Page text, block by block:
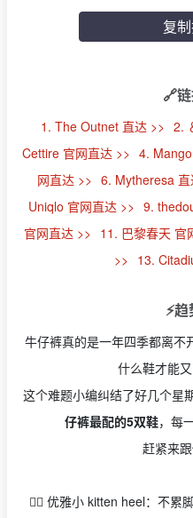
复
🔗
1. The Outnet 直达 >> 2.
Cettire 官网直达 >> 4.
网直达 >> 6. Mytheresa 直
Uniqlo 官网直达 >> 9.
官网直达 >> 11. 巴黎春天 官
>> 13.
⚡️
牛仔裤真的是一年四季都离不
什么鞋才能
这个难题小编纠结了好几个星
仔裤最配的5双鞋，每
赶紧来
👉🏻 优雅小 kitten heel：不累